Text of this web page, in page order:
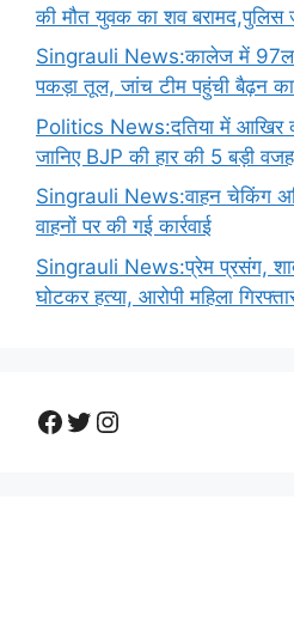
की मौत युवक का शव बरामद,पुलिस
Singrauli News:कालेज में
पकड़ा तूल, जांच टीम पहुंची बैढ़न
Politics News:दतिया में आखिर
जानिए BJP की हार की 5 बड़ी वजह
Singrauli News:वाहन चेकिंग
वाहनों पर की गई कार्रवाई
Singrauli News:प्रेम प्रसंग,
घोटकर हत्या, आरोपी महिला
Facebook
Twitter
Instagram